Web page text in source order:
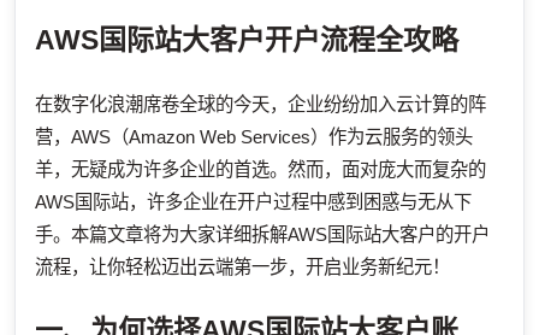
AWS国际站大客户开户流程全攻略
在数字化浪潮席卷全球的今天，企业纷纷加入云计算的阵
营，AWS（Amazon Web Services）作为云服务的领头
羊，无疑成为许多企业的首选。然而，面对庞大而复杂的
AWS国际站，许多企业在开户过程中感到困惑与无从下
手。本篇文章将为大家详细拆解AWS国际站大客户的开户
流程，让你轻松迈出云端第一步，开启业务新纪元！